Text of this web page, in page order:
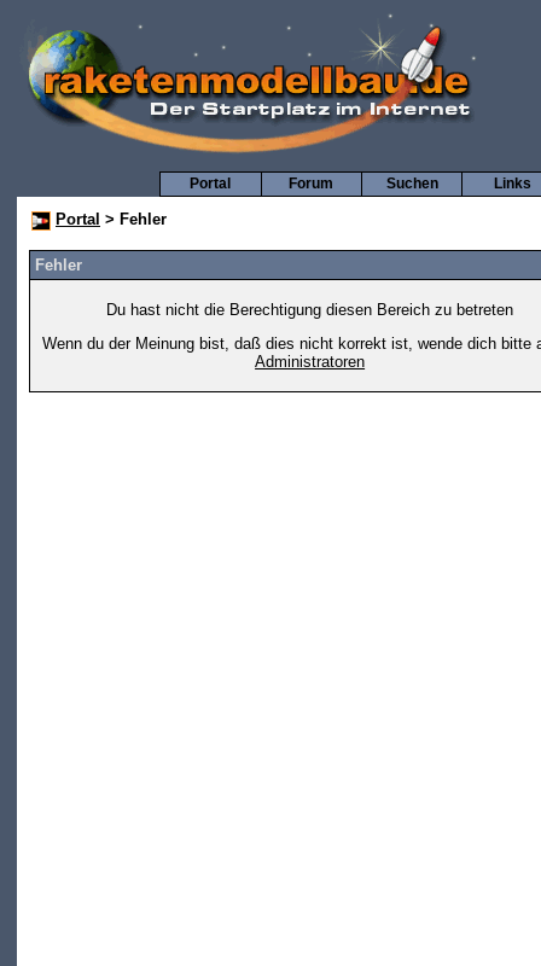
Links
Suchen
Forum
Portal
Portal > Fehler
Fehler
Du hast nicht die Berechtigung diesen Bereich zu betreten
Wenn du der Meinung bist, daß dies nicht korrekt ist, wende dich bitte
Administratoren